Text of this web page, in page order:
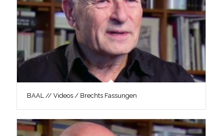
BAAL // Videos / Brechts Fassungen